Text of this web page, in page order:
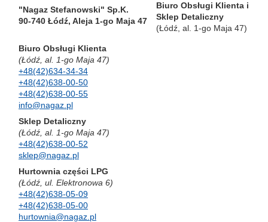
"Nagaz Stefanowski" Sp.K.
90-740 Łódź, Aleja 1-go Maja 47
Biuro Obsługi Klienta
(Łódź, al. 1-go Maja 47)
+48(42)634-34-34
+48(42)638-00-50
+48(42)638-00-55
info@nagaz.pl
Sklep Detaliczny
(Łódź, al. 1-go Maja 47)
+48(42)638-00-52
sklep@nagaz.pl
Hurtownia części LPG
(Łódź, ul. Elektronowa 6)
+48(42)638-05-09
+48(42)638-05-00
hurtownia@nagaz.pl
Biuro Obsługi Klienta i
Sklep Detaliczny
(Łódź, al. 1-go Maja 47)